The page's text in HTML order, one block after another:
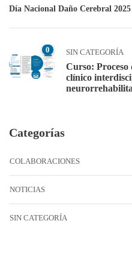
Día Nacional Daño Cerebral 2025
0 SIN CATEGORÍA
Curso: Proceso
clínico
Categorías
COLABORACIONES
NOTICIAS
SIN CATEGORÍA